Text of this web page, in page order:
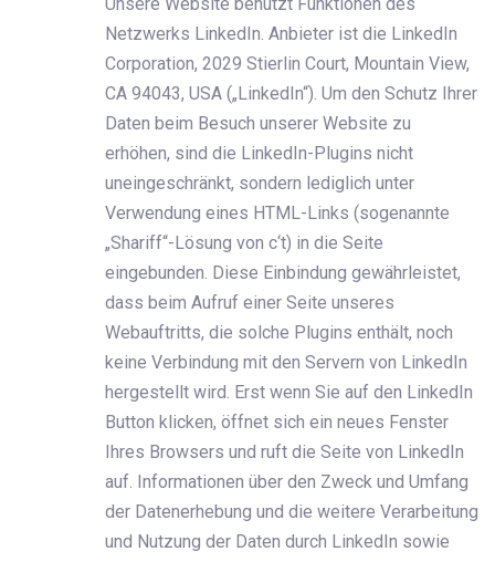
Netzwerks LinkedIn. Anbieter ist die LinkedIn
Corporation, 2029 Stierlin Court, Mountain View,
CA 94043, USA („LinkedIn“). Um den Schutz Ihrer
Daten beim Besuch unserer Website zu
erhöhen, sind die LinkedIn-Plugins nicht
uneingeschränkt, sondern lediglich unter
Verwendung eines HTML-Links (sogenannte
„Shariff“-Lösung von c‘t) in die Seite
eingebunden. Diese Einbindung gewährleistet,
dass beim Aufruf einer Seite unseres
Webauftritts, die solche Plugins enthält, noch
keine Verbindung mit den Servern von LinkedIn
hergestellt wird. Erst wenn Sie auf den LinkedIn
Button klicken, öffnet sich ein neues Fenster
Ihres Browsers und ruft die Seite von LinkedIn
auf. ‌Informationen über den Zweck und Umfang
der Datenerhebung und die weitere Verarbeitung
und Nutzung der Daten durch LinkedIn sowie